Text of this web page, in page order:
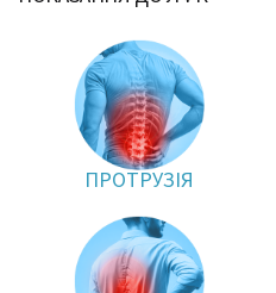
ПРОТРУЗІЯ